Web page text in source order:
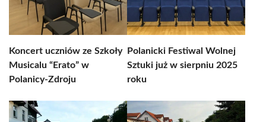
Koncert uczniów ze Szkoły
Musicalu “Erato” w
Polanicy-Zdroju
Polanicki Festiwal Wolnej
Sztuki już w sierpniu 2025
roku